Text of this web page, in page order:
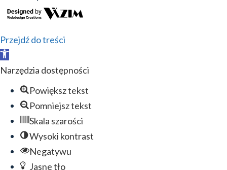
Przejdź do treści
Otwórz
pasek
narzędzi
Narzędzia dostępności
Powiększ tekst
Pomniejsz tekst
Skala szarości
Wysoki kontrast
Negatywu
Jasne tło